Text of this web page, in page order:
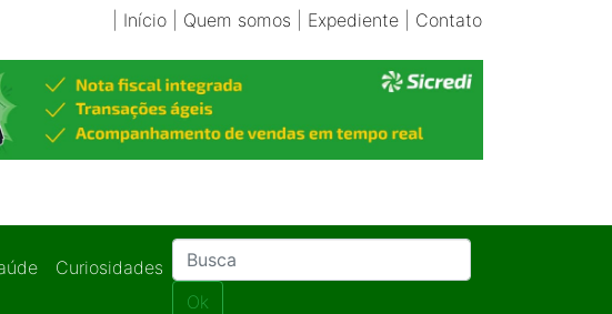
Início| Quem somos Expediente| Contato
Curiosidades
Ok